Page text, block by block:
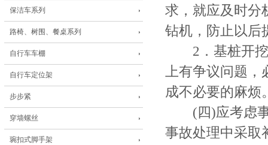
保洁车系列
路椅、树围、餐桌系列
自行车车棚
自行车定位架
步步紧
穿墙螺丝
琬扣式脚手架
求，就应及时分
钻机，防止以后
2．基桩开挖
上有争议问题，
成不必要的麻烦
(四)应考虑事
事故处理中采取